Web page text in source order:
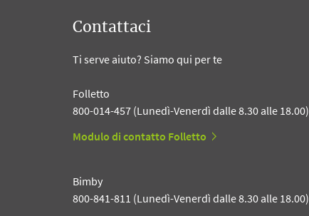
Contattaci
Ti serve aiuto? Siamo qui per te
Folletto
800-014-457 (Lunedì-Venerdì dalle 8.30 alle 18.00)
Modulo di contatto Folletto
Bimby
800-841-811 (Lunedì-Venerdì dalle 8.30 alle 18.00)